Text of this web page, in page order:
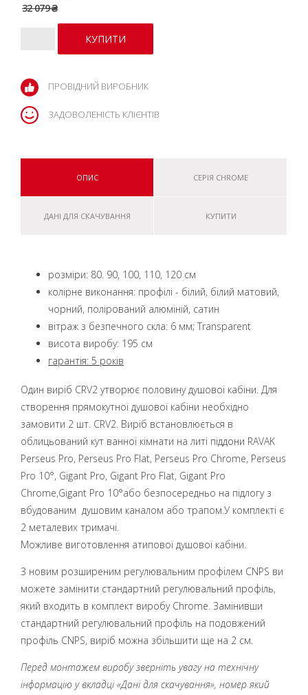
32 079 ₴
ПРОВІДНИЙ ВИРОБНИК
ЗАДОВОЛЕНІСТЬ КЛІЄНТІВ
ОПИС СЕРІЯ CHROME
ДАНІ ДЛЯ СКАЧУВАННЯ КУПИТИ
розміри: 80. 90, 100, 110, 120 см
колірне виконання: профілі - білий, білий матовий,
чорний, полірований алюміній, сатин
вітраж з безпечного скла: 6 мм; Transparent
висота виробу: 195 см
гарантія: 5 років
Один виріб CRV2 утворює половину душової кабіни. Для
створення прямокутної душової кабіни необхідно
замовити 2 шт. CRV2. Виріб встановлюється в
облицьований кут ванної кімнати на литі піддони RAVAK
Perseus Pro, Perseus Pro Flat, Perseus Pro Chrome, Perseus
Pro 10°, Gigant Pro, Gigant Pro Flat, Gigant Pro
Chrome,Gigant Pro 10°або безпосередньо на підлогу з
вбудованим душовим каналом або трапом.У комплекті є
2 металевих тримачі.
Можливе виготовлення атипової душової кабіни.
З новим розширеним регулювальним профілем CNPS ви
можете замінити стандартний регулювальний профіль,
який входить в комплект виробу Chrome. Замінивши
стандартний регулювальний профіль на подовжений
профіль CNPS, виріб можна збільшити ще на 2 см.
Перед монтажем виробу зверніть увагу на технічну
інформацію у вкладці «Дані для скачування», номер який